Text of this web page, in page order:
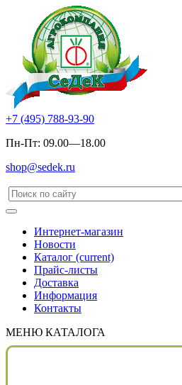
+7 (495) 788-93-90
Пн-Пт: 09.00—18.00
shop@sedek.ru
Интернет-магазин
Новости
Каталог (current)
Прайс-листы
Доставка
Информация
Контакты
МЕНЮ КАТАЛОГА